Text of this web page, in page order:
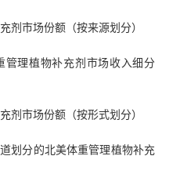
剂市场份额（按来源划分）
理植物补充剂市场收入细分
剂市场份额（按形式划分）
划分的北美体重管理植物补充